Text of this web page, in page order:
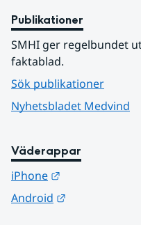
Publikationer
SMHI ger regelbundet
faktablad.
Sök publikationer
Nyhetsbladet Medvind
Väderappar
iPhone
Android